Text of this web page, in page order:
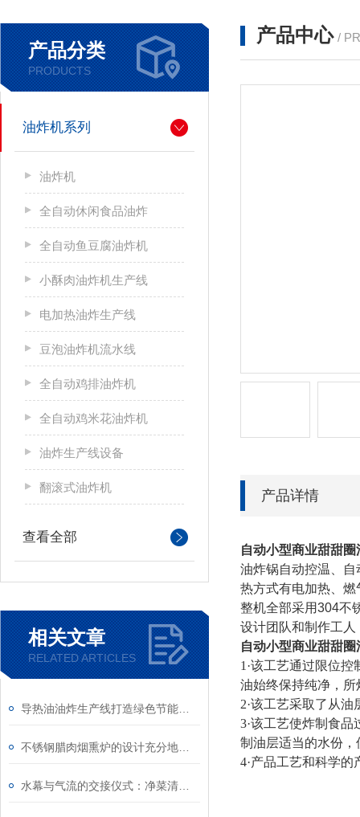
产品分类
PRODUCTS
油炸机系列
油炸机
全自动休闲食品油炸
全自动鱼豆腐油炸机
小酥肉油炸机生产线
电加热油炸生产线
豆泡油炸机流水线
全自动鸡排油炸机
全自动鸡米花油炸机
油炸生产线设备
翻滚式油炸机
查看全部
相关文章
RELATED ARTICLES
产品中心 /
产品详情
自动小型商业甜甜圈
油炸锅自动控温、
热方式有电加热、
整机全部采用304不
设计团队和制作工
自动小型商业甜甜圈
1 ·该工艺通过限位
油始终保持纯净，
2·该工艺采取了从
3·该工艺使炸制食
制油层适当的水份
4·产品工艺和科学